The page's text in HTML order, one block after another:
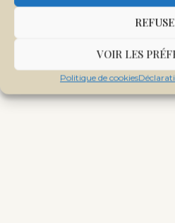
VOIR LES
Politique de cookies